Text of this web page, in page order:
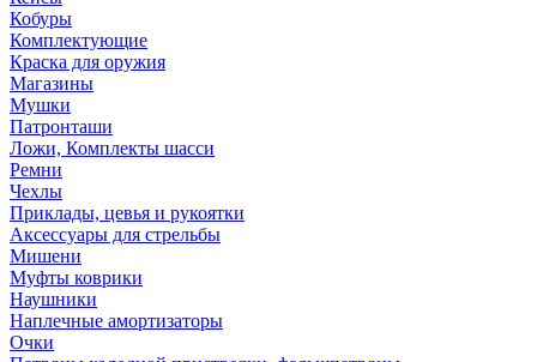
Кобуры
Комплектующие
Краска для оружия
Магазины
Мушки
Патронташи
Ложи, Комплекты шасси
Ремни
Чехлы
Приклады, цевья и рукоятки
Аксессуары для стрельбы
Мишени
Муфты коврики
Наушники
Наплечные амортизаторы
Очки